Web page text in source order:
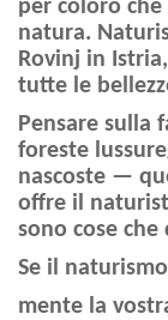
per coloro
natura.
Rovinj in
tutte le
Pensare sulla
foreste
nascoste —
offre il
sono cose
Se il
mente la